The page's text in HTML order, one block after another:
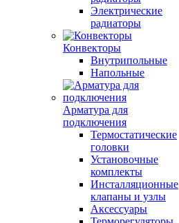
Электрические
радиаторы
Конвекторы
Внутрипольные
Напольные
Арматура для
подключения
Термостатические
головки
Установочные
комплекты
Инсталляционные
клапаны и узлы
Аксессуары